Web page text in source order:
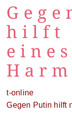
hilft
t-online
Gegen Putin hilft